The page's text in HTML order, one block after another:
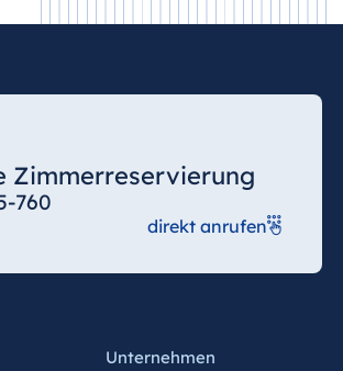
Zimmerreservierung
760
direkt anrufen
Unternehmen